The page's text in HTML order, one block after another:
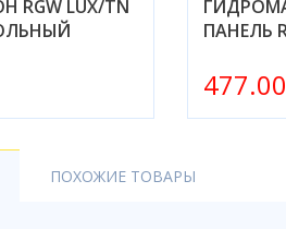
LUX/TN
ПАНЕЛЬ
477.00
ПОХОЖИЕ ТОВАРЫ